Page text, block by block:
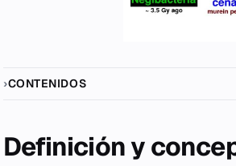
CONTENIDOS
Definición y